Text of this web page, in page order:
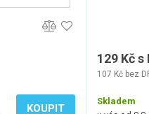
KOUPIT
129 Kč s
107 Kč bez
Skladem